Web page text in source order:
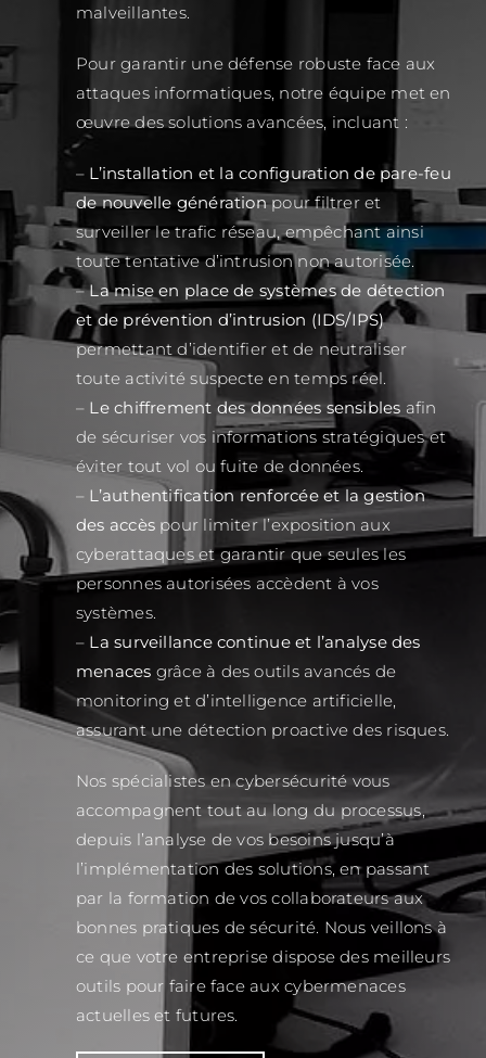
malveillantes.
Pour garantir une défense robuste face aux
attaques informatiques, notre équipe met en
œuvre des solutions avancées, incluant :
– L’installation et la configuration de pare-feu
de nouvelle générationpour filtrer et
surveiller le trafic réseau, empêchant ainsi
toute tentative d’intrusion non autorisée.
–La mise en place de systèmes de détection
et de prévention d’intrusion (IDS/IPS)
permettant d’identifier et de neutraliser
toute activité suspecte en temps réel.
– Le chiffrement des données sensibles afin
de sécuriser vos informations stratégiques et
éviter tout vol ou fuite de données.
– L’authentification renforcée et la gestion
des accès pour limiter l’exposition aux
cyberattaques et garantir que seules les
personnes autorisées accèdent à vos
systèmes.
– La surveillance continue et l’analyse des
menaces grâce à des outils avancés de
monitoring et d’intelligence artificielle,
assurant une détection proactive des risques.
Nos spécialistes en cybersécurité vous
accompagnent tout au long du processus,
depuis l’analyse de vos besoins jusqu’à
l’implémentation des solutions, en passant
par la formation de vos collaborateurs aux
bonnes pratiques de sécurité. Nous veillons à
ce que votre entreprise dispose des meilleurs
outils pour faire face aux cybermenaces
actuelles et futures.